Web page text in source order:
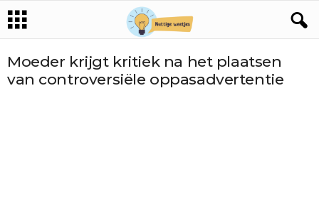
Moeder krijgt kritiek na het plaatsen
van controversiële oppasadvertentie